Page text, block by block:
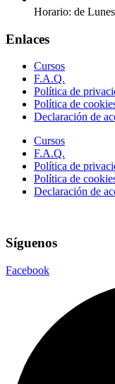
Horario: de
Enlaces
Cursos
F.A.Q.
Política de
Política de
Declaración de
Cursos
F.A.Q.
Política de
Política de
Declaración de
Síguenos
Facebook